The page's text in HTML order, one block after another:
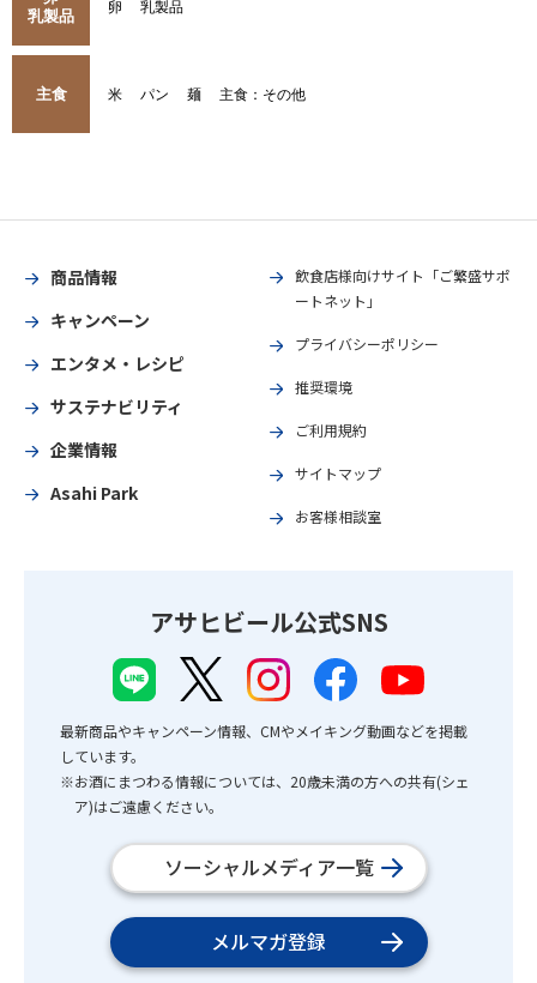
乳製品
卵 乳製品
主食 米 パン 麺 主食：その他
商品情報
キャンペーン
エンタメ・レシピ
サステナビリティ
企業情報
Asahi Park
飲食店様向けサイト「ご繁盛サポ
ートネット」
プライバシーポリシー
推奨環境
ご利用規約
サイトマップ
お客様相談室
アサヒビール公式SNS
最新商品やキャンペーン情報、CMやメイキング動画などを掲載
しています。
※お酒にまつわる情報については、20歳未満の方への共有(シェ
ア)はご遠慮ください。
ソーシャルメディア一覧
メルマガ登録